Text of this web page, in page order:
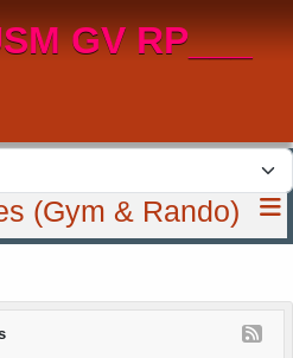
GV RP___
(Gym & Rando)